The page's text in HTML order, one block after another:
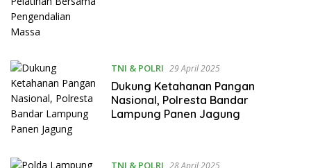
TNI & POLRI 29 April 2025
Dukung Ketahanan Pangan
Nasional, Polresta Bandar
Lampung Panen Jagung
TNI & POLRI